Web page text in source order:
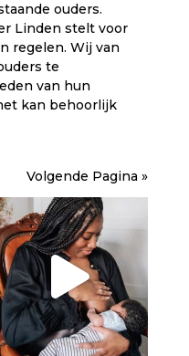
ouders.
Linden stelt voor
regelen. Wij van
te
van hun
kan behoorlijk
Volgende Pagina »